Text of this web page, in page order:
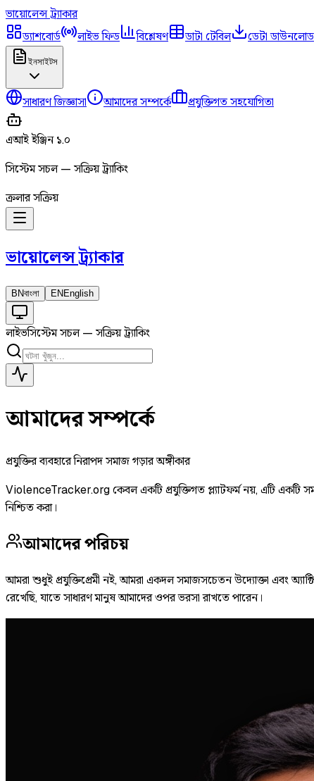
ভায়োলেন্সট্র্যাকার
ড্যাশবোর্ড
লাইভ ফিড বিশ্লেষণ ডাটা টেবিল ডেটা ডাউনলোড
ইনসাইটস
সাধারণ জিজ্ঞাসা আমাদের সম্পর্কে প্রযুক্তিগত সহযোগিতা
এআই ইঞ্জিন ১.০
সিস্টেম সচল — সক্রিয় ট্র্যাকিং
ক্রলার সক্রিয়
ভায়োলেন্সট্র্যাকার
BNবাংলা EN English
লাইভসিস্টেম সচল — সক্রিয় ট্র্যাকিং
আমাদের সম্পর্কে
প্রযুক্তির ব্যবহারে নিরাপদ সমাজ গড়ার অঙ্গীকার
ViolenceTracker.org কেবল একটি প্রযুক্তিগত প্ল্যাটফর্ম নয়, এটি একটি
নিশ্চিত করা।
আমাদের পরিচয়
আমরা শুধুই প্রযুক্তিপ্রেমী নই, আমরা একদল সমাজসচেতন উদ্যোক্তা এবং
রেখেছি, যাতে সাধারণ মানুষ আমাদের ওপর ভরসা রাখতে পারেন।